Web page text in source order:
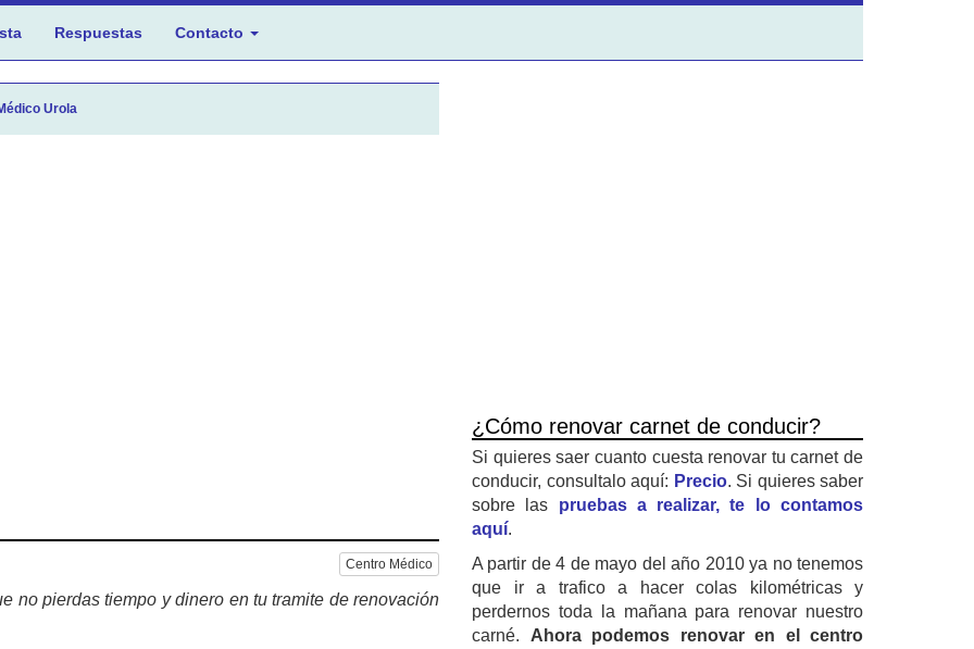
Respuestas Contacto
Urola
Centro Médico
no pierdas tiempo y dinero en tu tramite de renovación
¿Cómo renovar carnet de conducir?
Si quieres saer cuanto cuesta renovar tu carnet de
conducir, consultalo aquí: Precio. Si quieres saber
sobre las pruebas a realizar, te lo contamos
aquí.
A partir de 4 de mayo del año 2010 ya no tenemos
que ir a trafico a hacer colas kilométricas y
perdernos toda la mañana para renovar nuestro
carné. Ahora podemos renovar en el centro